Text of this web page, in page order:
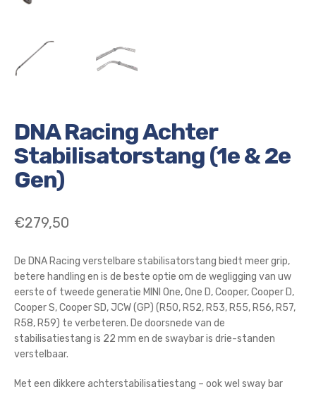
DNA Racing Achter
Stabilisatorstang (1e & 2e
Gen)
€279,50
De DNA Racing verstelbare stabilisatorstang biedt meer grip,
betere handling en is de beste optie om de wegligging van uw
eerste of tweede generatie MINI One, One D, Cooper, Cooper D,
Cooper S, Cooper SD, JCW (GP) (R50, R52, R53, R55, R56, R57,
R58, R59) te verbeteren. De doorsnede van de
stabilisatiestang is 22 mm en de swaybar is drie-standen
verstelbaar.
Met een dikkere achterstabilisatiestang – ook wel sway bar